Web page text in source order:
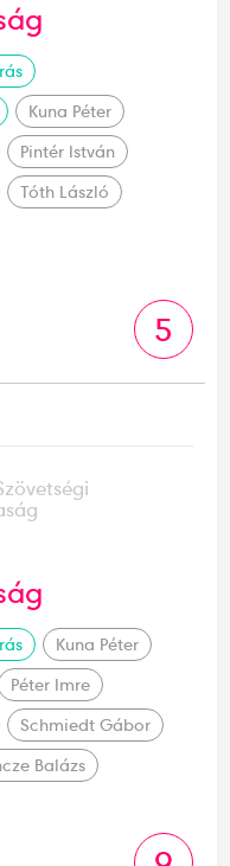
Kuna Péter
Pintér István
Tóth László
5
Kuna Péter
Péter Imre
Schmiedt Gábor
Balázs